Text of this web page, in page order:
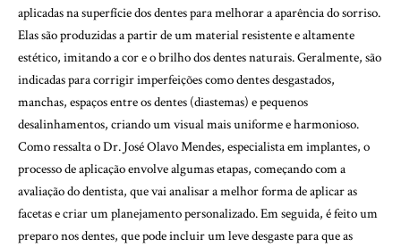
aplicadas na superfície dos dentes para melhorar a aparência do sorriso.
Elas são produzidas a partir de um material resistente e altamente
estético, imitando a cor e o brilho dos dentes naturais. Geralmente, são
indicadas para corrigir imperfeições como dentes desgastados,
manchas, espaços entre os dentes (diastemas) e pequenos
desalinhamentos, criando um visual mais uniforme e harmonioso.
Como ressalta o Dr. José Olavo Mendes, especialista em implantes, o
processo de aplicação envolve algumas etapas, começando com a
avaliação do dentista, que vai analisar a melhor forma de aplicar as
facetas e criar um planejamento personalizado. Em seguida, é feito um
preparo nos dentes, que pode incluir um leve desgaste para que as